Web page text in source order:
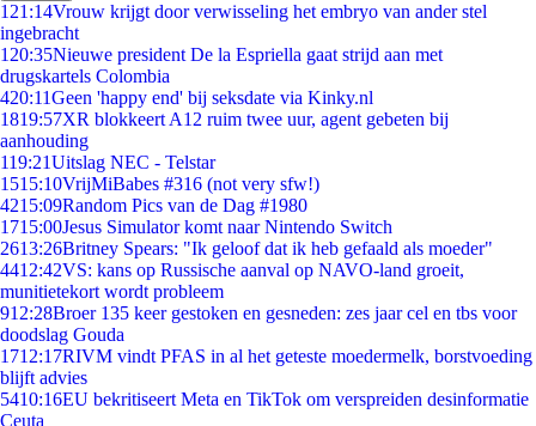
1 21:14Vrouw krijgt door verwisseling het embryo van ander stel
ingebracht
1 20:35Nieuwe president De la Espriella gaat strijd aan met
drugskartels Colombia
420:11Geen 'happy end' bij seksdate via Kinky.nl
1819:57XR blokkeert A12 ruim twee uur, agent gebeten bij
aanhouding
119:21Uitslag NEC - Telstar
1515:10VrijMiBabes #316 (not very sfw!)
4215:09Random Pics van de Dag #1980
1715:00Jesus Simulator komt naar Nintendo Switch
2613:26Britney Spears: "Ik geloof dat ik heb gefaald als moeder"
4412:42VS: kans op Russische aanval op NAVO-land groeit,
munitietekort wordt probleem
912:28Broer 135 keer gestoken en gesneden: zes jaar cel en tbs voor
doodslag Gouda
1712:17RIVM vindt PFAS in al het geteste moedermelk, borstvoeding
blijft advies
5410:16EU bekritiseert Meta en TikTok om verspreiden desinformatie
Ceuta